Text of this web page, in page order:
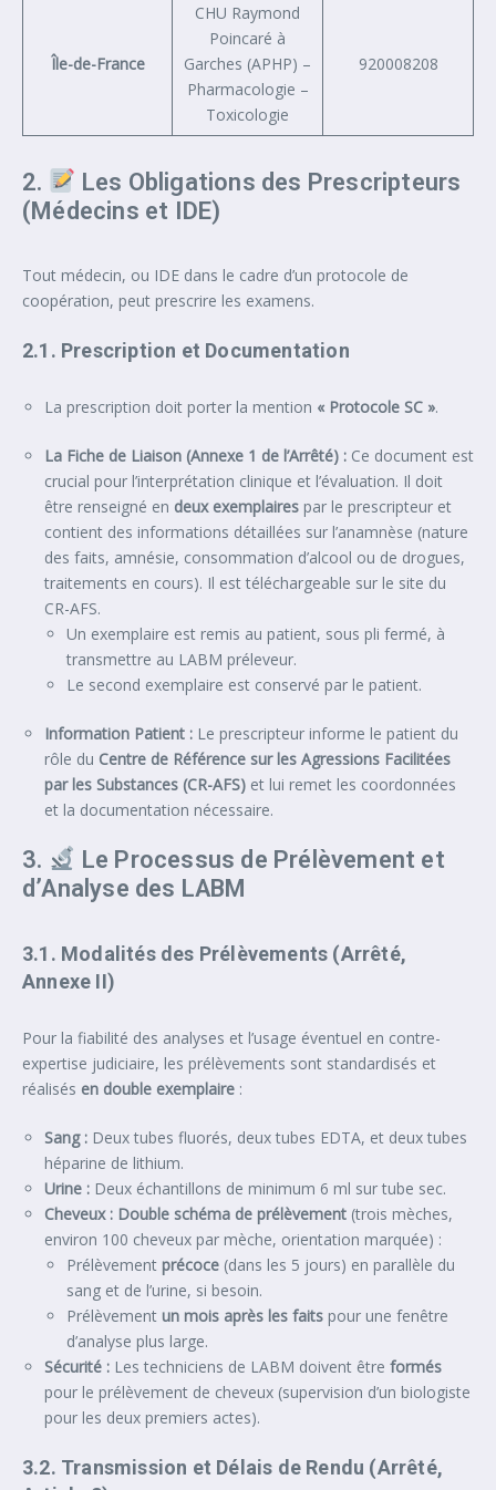
Île-de-France
CHU Raymond
Poincaré à
Garches (APHP) –
Pharmacologie –
Toxicologie
920008208
2.
Les Obligations des Prescripteurs
(Médecins et IDE)
Tout médecin, ou IDE dans le cadre d’un protocole de
coopération, peut prescrire les examens.
2.1. Prescription et Documentation
La prescription doit porter la mention « Protocole SC ».
La Fiche de Liaison (Annexe 1 de l’Arrêté) : Ce document est
crucial pour l’interprétation clinique et l’évaluation. Il doit
être renseigné en deux exemplaires par le prescripteur et
contient des informations détaillées sur l’anamnèse (nature
des faits, amnésie, consommation d’alcool ou de drogues,
traitements en cours). Il est téléchargeable sur le site du
CR-AFS.
Un exemplaire est remis au patient, sous pli fermé, à
transmettre au LABM préleveur.
Le second exemplaire est conservé par le patient.
Information Patient : Le prescripteur informe le patient du
rôle du Centre de Référence sur les Agressions Facilitées
par les Substances (CR-AFS) et lui remet les coordonnées
et la documentation nécessaire.
3.
Le Processus de Prélèvement et
d’Analyse des LABM
3.1. Modalités des Prélèvements (Arrêté,
Annexe II)
Pour la fiabilité des analyses et l’usage éventuel en contre-
expertise judiciaire, les prélèvements sont standardisés et
réalisés en double exemplaire :
Sang : Deux tubes fluorés, deux tubes EDTA, et deux tubes
héparine de lithium.
Urine : Deux échantillons de minimum 6 ml sur tube sec.
Cheveux : Double schéma de prélèvement (trois mèches,
environ 100 cheveux par mèche, orientation marquée) :
Prélèvement précoce (dans les 5 jours) en parallèle du
sang et de l’urine, si besoin.
Prélèvement un mois après les faits pour une fenêtre
d’analyse plus large.
Sécurité : Les techniciens de LABM doivent être formés
pour le prélèvement de cheveux (supervision d’un biologiste
pour les deux premiers actes).
3.2. Transmission et Délais de Rendu (Arrêté,